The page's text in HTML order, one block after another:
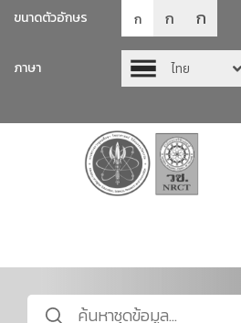
ขนาดตัวอักษร ก ก ก
ภาษา
ไทย